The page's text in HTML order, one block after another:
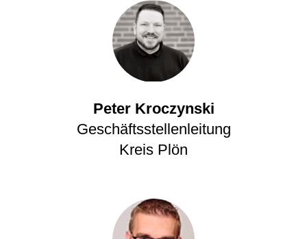
Peter Kroczynski
Geschäftsstellenleitung
Kreis Plön